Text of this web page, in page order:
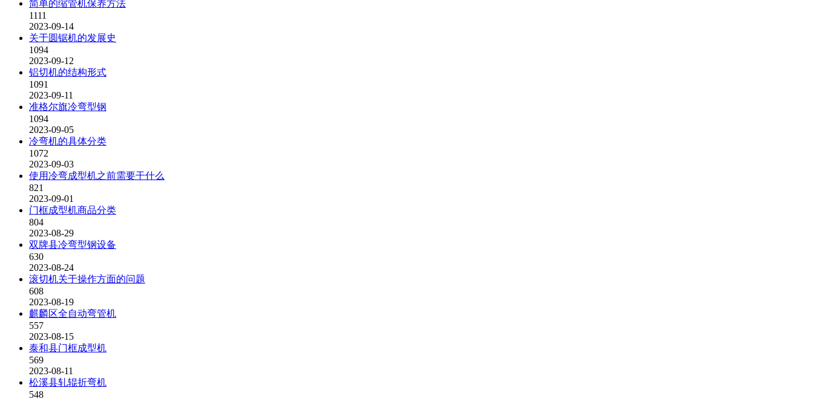
简单的缩管机保养方法
1111
2023-09-14
关于圆锯机的发展史
1094
2023-09-12
铝切机的结构形式
1091
2023-09-11
准格尔旗冷弯型钢
1094
2023-09-05
冷弯机的具体分类
1072
2023-09-03
使用冷弯成型机之前需要干什么
821
2023-09-01
门框成型机商品分类
804
2023-08-29
双牌县冷弯型钢设备
630
2023-08-24
滚切机关于操作方面的问题
608
2023-08-19
麒麟区全自动弯管机
557
2023-08-15
泰和县门框成型机
569
2023-08-11
松溪县轧辊折弯机
548